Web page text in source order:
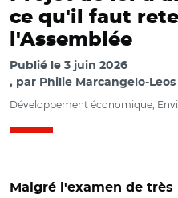
ce qu'il faut
l'Assemblée
Publié le 3 juin 2026
par Philie Marcangelo-
Développement économique,
Malgré l'examen de très